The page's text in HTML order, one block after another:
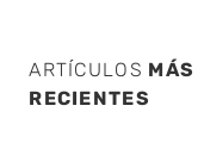
ARTÍCULOS MÁS
RECIENTES